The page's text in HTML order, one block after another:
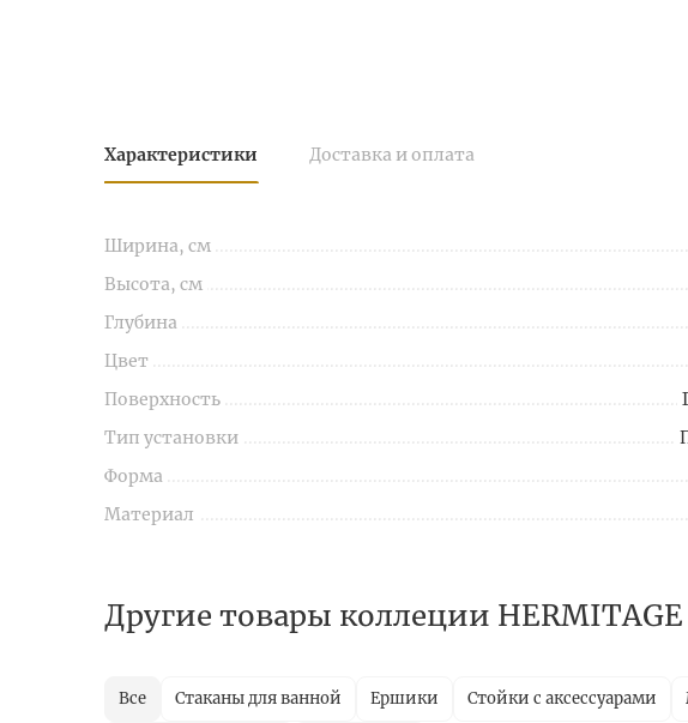
Характеристики Доставка и оплата
Ширина, см
Высота, см
Глубина
Цвет
Поверхность
Тип установки
Форма
Материал
Другие товары коллеции HERMITAGE
Все Стаканы для ванной Ершики Стойки с аксессуарами